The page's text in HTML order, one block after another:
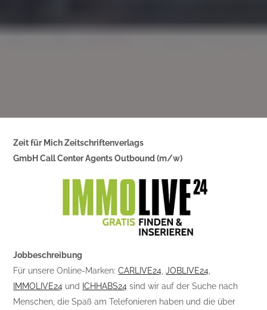
Zeit für Mich Zeitschriftenverlags
GmbH Call Center Agents Outbound (m/w)
Jobbeschreibung
Für unsere Online-Marken:CARLIVE24 ,JOBLIVE24
IMMOLIVE24 und ICHHABS24 sind wir auf der Suche nach
Menschen, die Spaß am Telefonieren haben und die über